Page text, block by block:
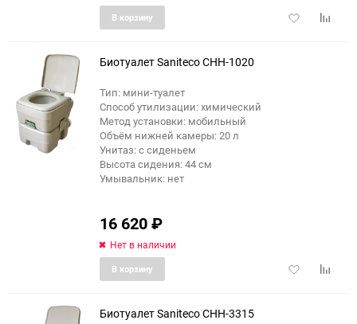
Добавить
В корзину
Биотуалет Saniteco CHH-1020
Тип: мини-туалет
Способ утилизации: химический
Метод установки: мобильный
Объём нижней камеры: 20 л
Унитаз: с сиденьем
Высота сидения: 44 см
Умывальник: нет
16 620₽
Нет в наличии
Добавить
В корзину
Биотуалет Saniteco CHH-3315